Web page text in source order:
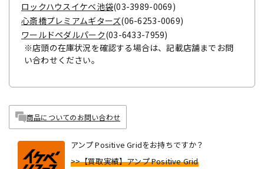
ロックハウスイケベ池袋(03-3989-0069)
心斎橋プレミアムギターズ(06-6253-0069)
ワールドペダルパーク(03-6433-7959)
※店頭の在庫状況を確認する場合は、記載店舗までお問
い合わせください。
商品についてのお問い合わせ
アンプ Positive Gridをお持ちですか？
>>【買取実績】アンプ Positive Grid